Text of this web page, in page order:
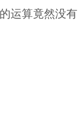
运算竟然没有